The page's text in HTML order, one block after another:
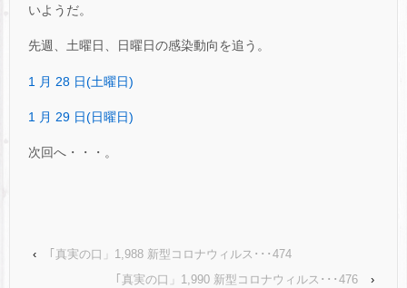
いようだ。
先週、土曜日、日曜日の感染動向を追う。
1 月 28 日(土曜日)
1 月 29 日(日曜日)
次回へ・・・。
‹
｢真実の口」1,988 新型コロナウィルス･･･474
｢真実の口」1,990 新型コロナウィルス･･･476
›